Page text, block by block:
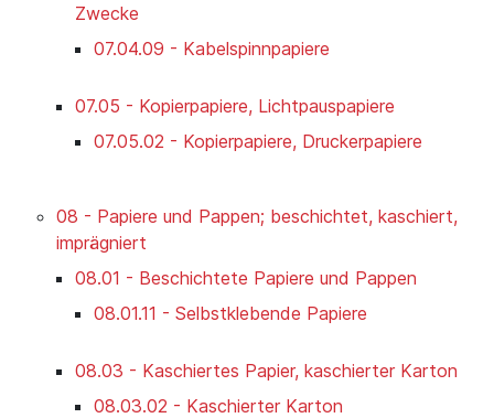
Zwecke
07.04.09 - Kabelspinnpapiere
07.05 - Kopierpapiere, Lichtpauspapiere
07.05.02 - Kopierpapiere, Druckerpapiere
08 - Papiere und Pappen; beschichtet, kaschiert,
imprägniert
08.01 - Beschichtete Papiere und Pappen
08.01.11 - Selbstklebende Papiere
08.03 - Kaschiertes Papier, kaschierter Karton
08.03.02 - Kaschierter Karton